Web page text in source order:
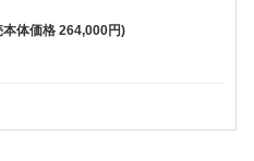
本体価格 264,000円)